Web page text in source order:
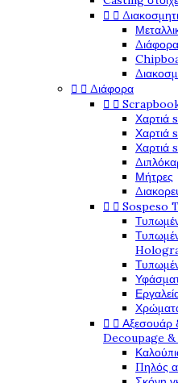
 
Διάφορα
  Διάφορα
 
Χαρτιά
Χαρτιά
Χαρτιά
Μήτρες
  Sospeso
  Αξεσουάρ
Decoupage
Πηλός